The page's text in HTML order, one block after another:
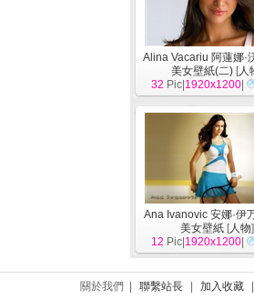
Alina Vacariu 阿蓮娜·
美女壁紙(二) [人
32 Pic| 1920x1200
Ana Ivanovic 安娜·伊
美女壁紙 [人物]
12 Pic| 1920x1200
關於我們 | 聯繫站長 加入收藏